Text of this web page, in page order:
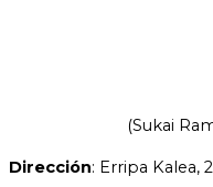
(Sukai
Dirección: Erripa Kalea,